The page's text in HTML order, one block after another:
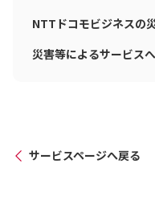
NTTドコモビジネスの
災害等によるサービス
サービスページへ戻る